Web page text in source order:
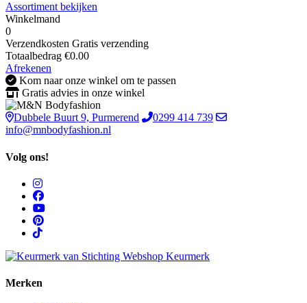
Assortiment bekijken
Winkelmand
0
Verzendkosten Gratis verzending
Totaalbedrag €0.00
Afrekenen
Kom naar onze winkel om te passen
Gratis advies in onze winkel
Dubbele Buurt 9, Purmerend
0299 414 739
info@mnbodyfashion.nl
Volg ons!
Merken